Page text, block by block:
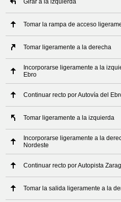
Girar a la izquierda
Tomar la rampa de acceso
Tomar ligeramente a la derecha
Incorporarse ligeramente a la
Ebro
Continuar recto por Autovía del
Tomar ligeramente a la izquierda
Incorporarse ligeramente a la
Nordeste
Continuar recto por Autopista
Tomar la salida ligeramente a la